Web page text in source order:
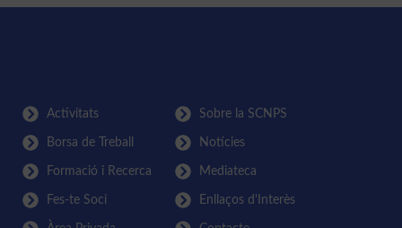
Activitats
Borsa de Treball
Formació i Recerca
Fes-te Soci
Sobre la SCNPS
Notícies
Mediateca
Enllaços d'Interès